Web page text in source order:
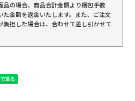
の場合、商品合計金額より梱包手数
た金額を返金いたします。また、ご注文
負担した場合は、合わせて差し引かせて